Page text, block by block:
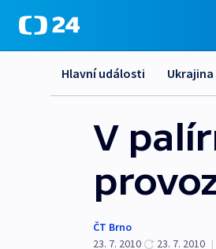
Hlavní události Ukrajina
V
ČT Brno
23. 7. 2010
23. 7. 2010 |